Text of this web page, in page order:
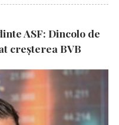
ASF: Dincolo de
creșterea BVB